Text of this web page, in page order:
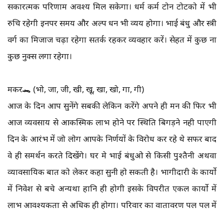
सकारत्मक परिणाम अवश्य मिल सकेगा। धर्म कर्म टोन टोटको में भी
रुचि रहेगी इनपर समय और अल्प धन भी व्यय होगा। भाई बंधु और स्त्री
वर्ग का मिजाज चढ़ा रहेगा सतर्क रहकर व्यवहार करें। सेहत में कुछ ना
कुछ नुक्स लगा रहेगा।
मकर🐊 (भो, जा, जी, खी, खू, खा, खो, गा, गी)
आज के दिन आप सुनेंगे सबकी लेकिन करेंगे अपने ही मन की फिर भी
आज व्यवसाय से आकस्मिक लाभ होने पर स्थिति बिगड़ने नही पाएगी
दिन के आरंभ में जो लोग आपके निर्णयों के विरोध कर रहे थे सफर बाद
वे ही समर्थन करते दिखेंगे। घर मे भाई बंधुओ से किसी पुश्तैनी अथवा
व्यावसायिक बात को लेकर कहा सुनी हो सकती है। भागीदारी के कार्यो
में निवेश से बचे अन्यथा हानि ही होगी इसके विपरीत एकल कार्यो में
लाभ आवश्यकता से अधिक ही होगा। परिवार का वातावरण पल पल में